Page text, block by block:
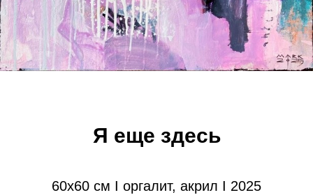
Я еще здесь
60х60 см I оргалит, акрил I 2025